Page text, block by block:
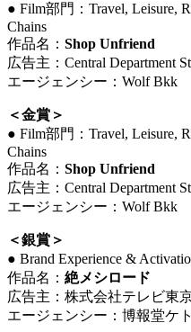
● Film部門：Travel, Leisure,
Chains
作品名： Shop Unfriend
広告主：Central Department
エージェンシー：Wolf Bkk
＜金賞＞
● Film部門：Travel, Leisure,
Chains
作品名： Shop Unfriend
広告主：Central Department
エージェンシー：Wolf Bkk
＜銀賞＞
● Brand Experience &
作品名： 絶メシロード
広告主：株式会社テレビ東
エージェンシー：博報堂ケ